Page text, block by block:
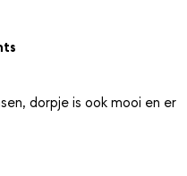
dorpje is ook mooi en er